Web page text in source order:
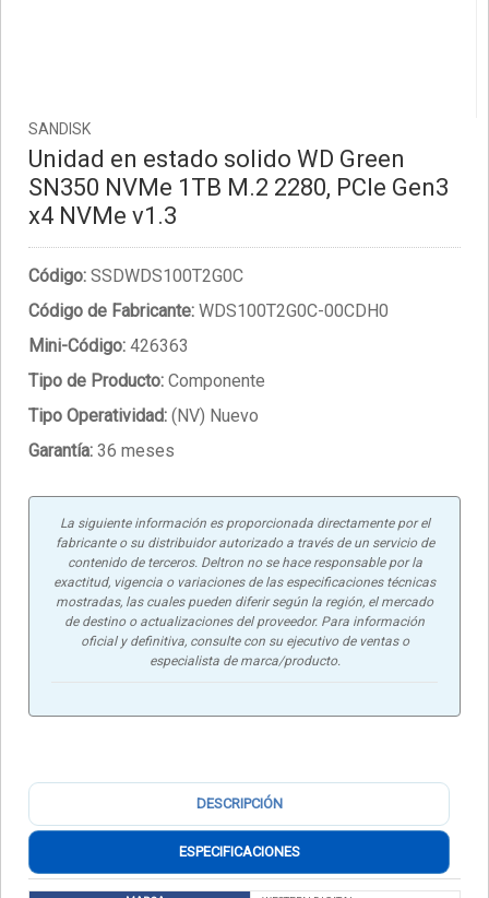
SANDISK
Unidad en estado solido WD Green
SN350 NVMe 1TB M.2 2280, PCIe Gen3
x4 NVMe v1.3
Código: SSDWDS100T2G0C
Código de Fabricante: WDS100T2G0C-00CDH0
Mini-Código: 426363
Tipo de Producto: Componente
Tipo Operatividad: (NV) Nuevo
Garantía: 36 meses
La siguiente información es proporcionada directamente por el
fabricante o su distribuidor autorizado a través de un servicio de
contenido de terceros. Deltron no se hace responsable por la
exactitud, vigencia o variaciones de las especificaciones técnicas
mostradas, las cuales pueden diferir según la región, el mercado
de destino o actualizaciones del proveedor. Para información
oficial y definitiva, consulte con su ejecutivo de ventas o
especialista de marca/producto.
DESCRIPCIÓN
ESPECIFICACIONES